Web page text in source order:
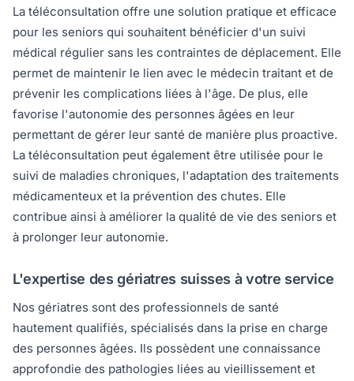
La téléconsultation offre une solution pratique et efficace
pour les seniors qui souhaitent bénéficier d'un suivi
médical régulier sans les contraintes de déplacement. Elle
permet de maintenir le lien avec le médecin traitant et de
prévenir les complications liées à l'âge. De plus, elle
favorise l'autonomie des personnes âgées en leur
permettant de gérer leur santé de manière plus proactive.
La téléconsultation peut également être utilisée pour le
suivi de maladies chroniques, l'adaptation des traitements
médicamenteux et la prévention des chutes. Elle
contribue ainsi à améliorer la qualité de vie des seniors et
à prolonger leur autonomie.
L'expertise des gériatres suisses à votre service
Nos gériatres sont des professionnels de santé
hautement qualifiés, spécialisés dans la prise en charge
des personnes âgées. Ils possèdent une connaissance
approfondie des pathologies liées au vieillissement et